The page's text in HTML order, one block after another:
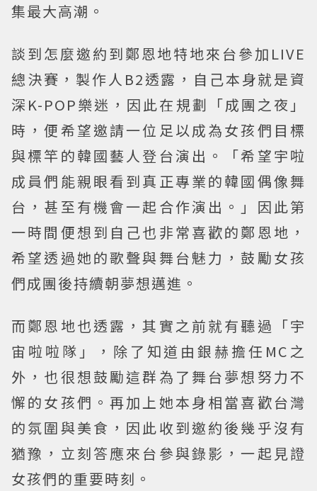
集最大高潮。
談到怎麼邀約到鄭恩地特地來台參加LIVE
總決賽，製作人B2透露，自己本身就是資
深K-POP樂迷，因此在規劃「成團之夜」
時，便希望邀請一位足以成為女孩們目標
與標竿的韓國藝人登台演出。「希望宇啦
成員們能親眼看到真正專業的韓國偶像舞
台，甚至有機會一起合作演出。」因此第
一時間便想到自己也非常喜歡的鄭恩地，
希望透過她的歌聲與舞台魅力，鼓勵女孩
們成團後持續朝夢想邁進。
而鄭恩地也透露，其實之前就有聽過「宇
宙啦啦隊」，除了知道由銀赫擔任MC之
外，也很想鼓勵這群為了舞台夢想努力不
懈的女孩們。再加上她本身相當喜歡台灣
的氛圍與美食，因此收到邀約後幾乎沒有
猶豫，立刻答應來台參與錄影，一起見證
女孩們的重要時刻。